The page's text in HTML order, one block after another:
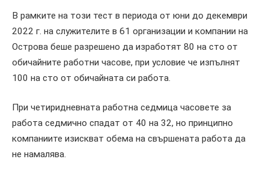
В рамките на този тест в периода от юни до декември
2022 г. на служителите в 61 организации и компании на
Острова беше разрешено да изработят 80 на сто от
обичайните работни часове, при условие че изпълнят
100 на сто от обичайната си работа.
При четиридневната работна седмица часовете за
работа седмично спадат от 40 на 32, но принципно
компаниите изискват обема на свършената работа да
не намалява.